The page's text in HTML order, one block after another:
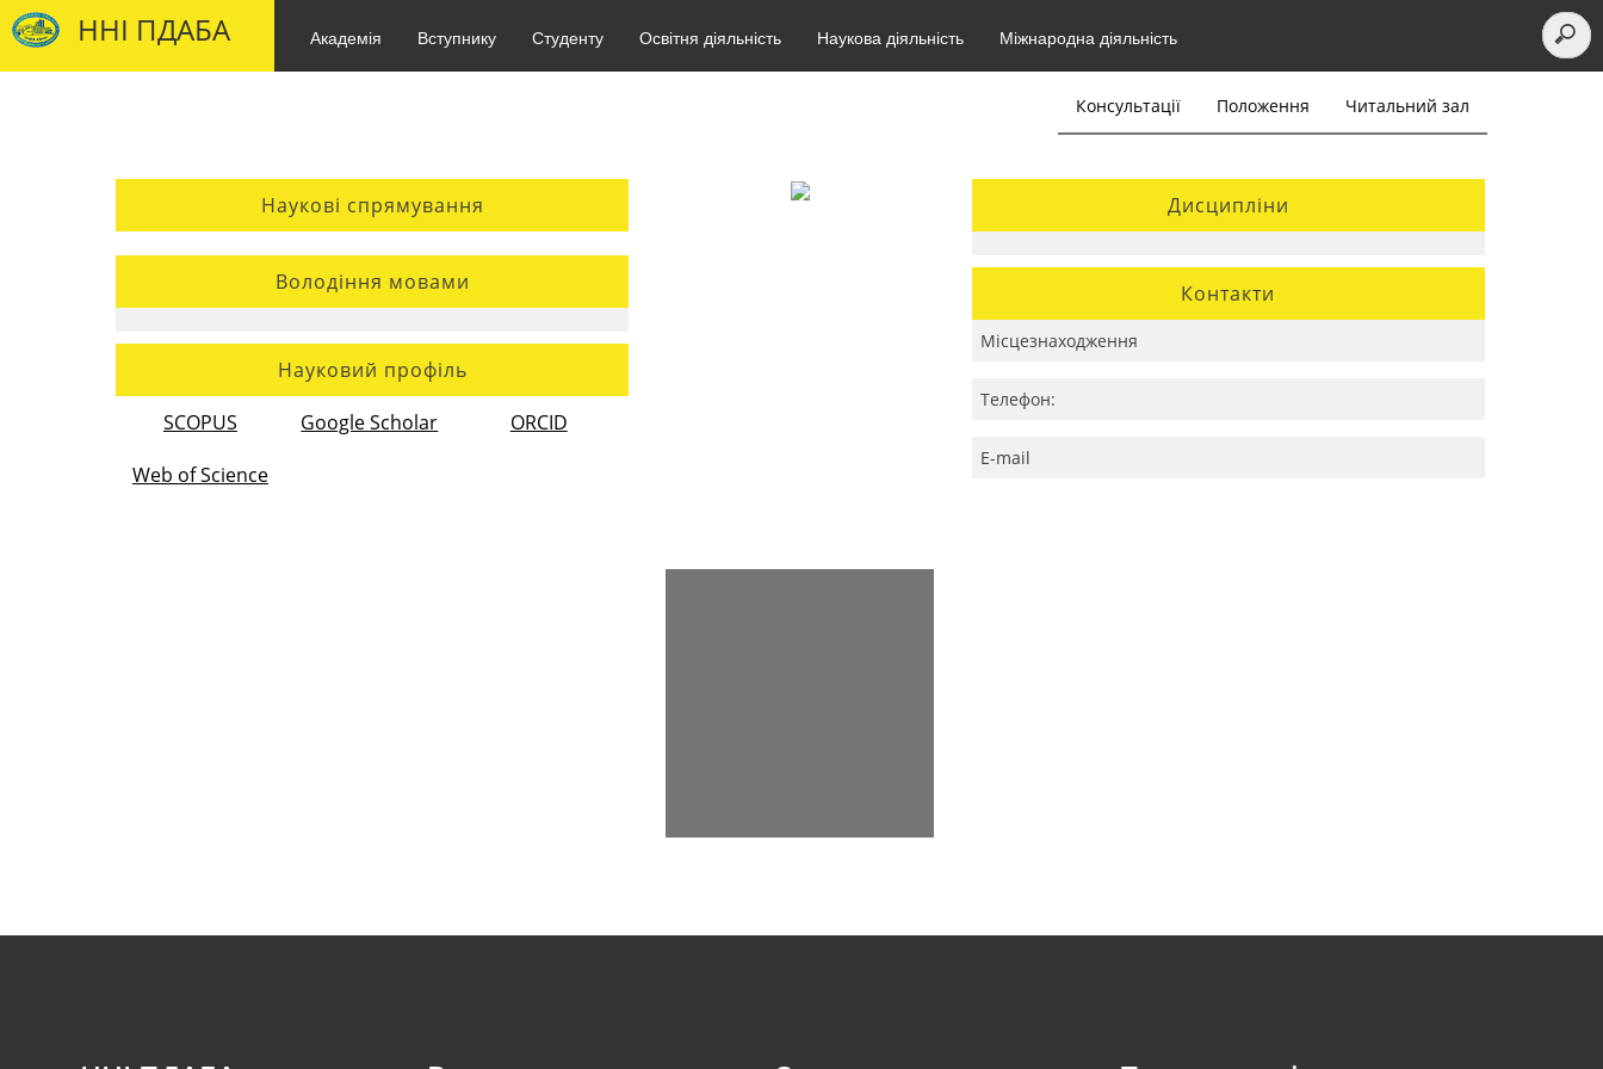
ННІ ПДАБА Академія Вступнику Студенту Освітня діяльність Наукова діяльність Міжнародна діяльність
Консультації Положення Читальний зал
Наукові спрямування
Володіння мовами
Науковий профіль
SCOPUS
Google Scholar
ORCID
Web of Science
Дисципліни
Контакти
Місцезнаходження
Телефон:
E-mail